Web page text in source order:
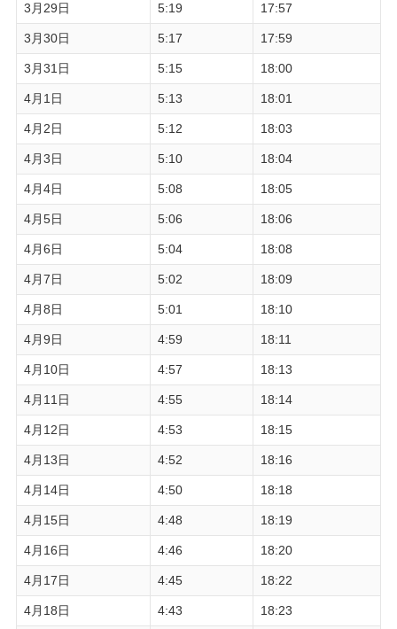
3月29日 5:19 17:57
3月30日 5:17 17:59
3月31日 5:15 18:00
4月1日 5:13 18:01
4月2日 5:12 18:03
4月3日 5:10 18:04
4月4日 5:08 18:05
4月5日 5:06 18:06
4月6日 5:04 18:08
4月7日 5:02 18:09
4月8日 5:01 18:10
4月9日 4:59 18:11
4月10日 4:57 18:13
4月11日 4:55 18:14
4月12日 4:53 18:15
4月13日 4:52 18:16
4月14日 4:50 18:18
4月15日 4:48 18:19
4月16日 4:46 18:20
4月17日 4:45 18:22
4月18日 4:43 18:23